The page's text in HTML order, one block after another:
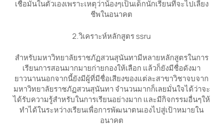
เชื่อมั่นในตัวเองเพราะเหตุว่าน้องๆเป็นเด็กนักเรียนที่จะไปเลี้ยง
ชีพในอนาคต
2.วิเคราะห์หลักสูตร ssru
สำหรับมหาวิทยาลัยราชภัฏสวนสุนันทามีหลายหลักสูตรในการ
เรียนการสอนมากมายก่ายกองให้เลือก แล้วก็ยังมีชื่อดังมา
ยาวนานนอกจากนี้ยังมีผู้ที่มีชื่อเสียงของแต่ละสาขาวิชาจบจาก
มหาวิทยาลัยราชภัฏสวนสุนันทา จำนวนมากก็เลยมั่นใจได้ว่าจะ
ได้รับความรู้สำหรับในการเรียนอย่างมาก และมีกิจกรรมอื่นๆให้
ทำได้ในระหว่างเรียนเพื่อการพัฒนาตนเองไปสู่เป้าหมายใน
อนาคต